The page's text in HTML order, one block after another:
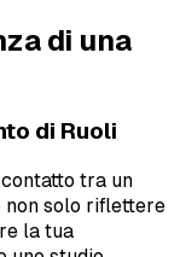
di una
di Ruoli
tra un
non solo riflettere
la tua